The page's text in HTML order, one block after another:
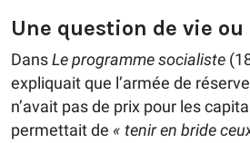
Une question de vie
DansLe programme socialiste
expliquait que l’armée de
n’avait pas de prix pour les
permettait de « tenir en bride